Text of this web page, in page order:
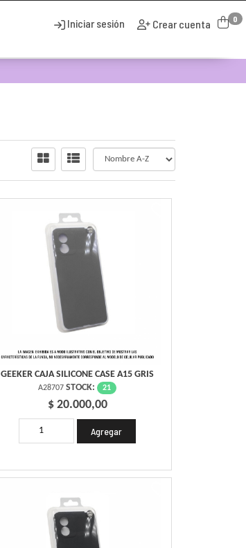
Iniciar sesión Crear cuenta 0
GEEKER CAJA SILICONE CASE A15 GRIS
A28707STOCK: 21
$ 20.000,00